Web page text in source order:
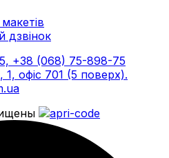
дзвінок
+38 (068) 75-898-75
офіс 701 (5 поверх).